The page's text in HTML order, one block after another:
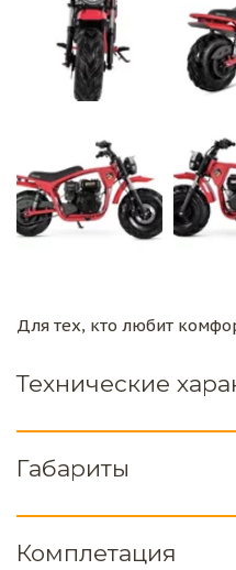
Для тех, кто любит
Технические
Габариты
Комплетация